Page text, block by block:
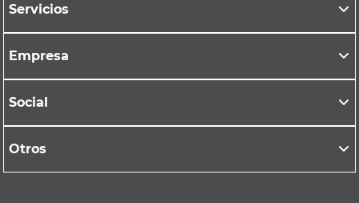
Servicios
Empresa
Social
Otros